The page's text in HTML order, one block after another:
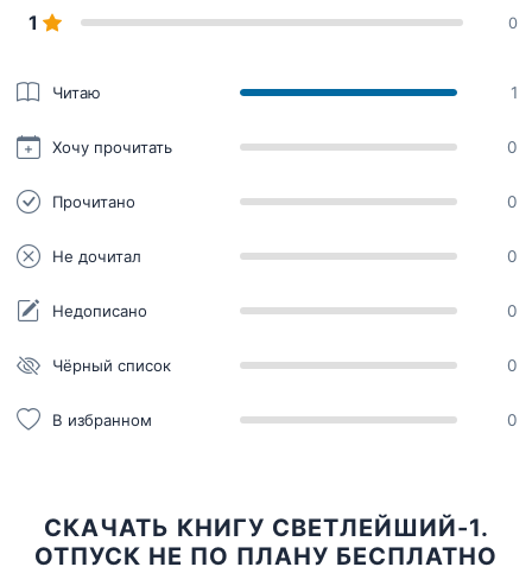
1 0
Читаю 1
Хочу прочитать 0
Прочитано 0
Не дочитал 0
Недописано 0
Чёрный список 0
В избранном 0
СКАЧАТЬ КНИГУ СВЕТЛЕЙШИЙ-1.
ОТПУСК НЕ ПО ПЛАНУ БЕСПЛАТНО